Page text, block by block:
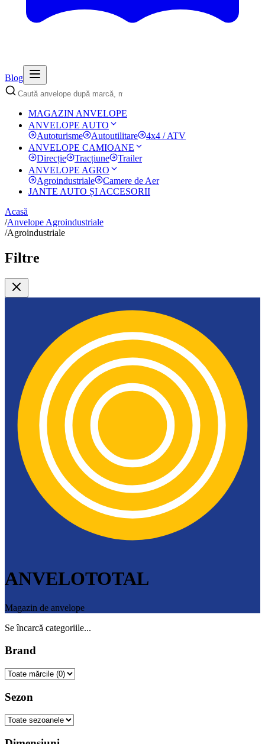
Blog
MAGAZIN ANVELOPE
ANVELOPE AUTO
Autoturisme
Autoutilitare
4x4 / ATV
ANVELOPE CAMIOANE
Direcție
Tracțiune
Trailer
ANVELOPE AGRO
Agroindustriale
Camere de Aer
JANTE AUTO ȘI ACCESORII
Acasă
/Anvelope Agroindustriale
/Agroindustriale
Filtre
ANVELOTOTAL
Magazin de anvelope
Se încarcă categoriile...
Brand
Sezon